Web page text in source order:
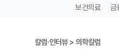
보건의료 금
칼럼·인터뷰 > 의학칼럼